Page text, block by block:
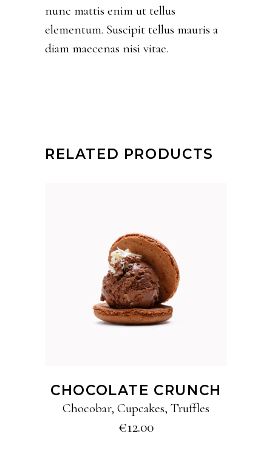
nunc mattis enim ut tellus
elementum. Suscipit tellus mauris a
diam maecenas nisi vitae.
RELATED PRODUCTS
ADD TO CART
CHOCOLATE CRUNCH
Chocobar, Cupcakes, Truffles
€12.00